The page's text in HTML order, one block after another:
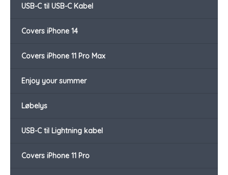
USB-C til USB-C Kabel
Covers iPhone 14
Covers iPhone 11 Pro Max
Enjoy your summer
Løbelys
USB-C til Lightning kabel
Covers iPhone 11 Pro